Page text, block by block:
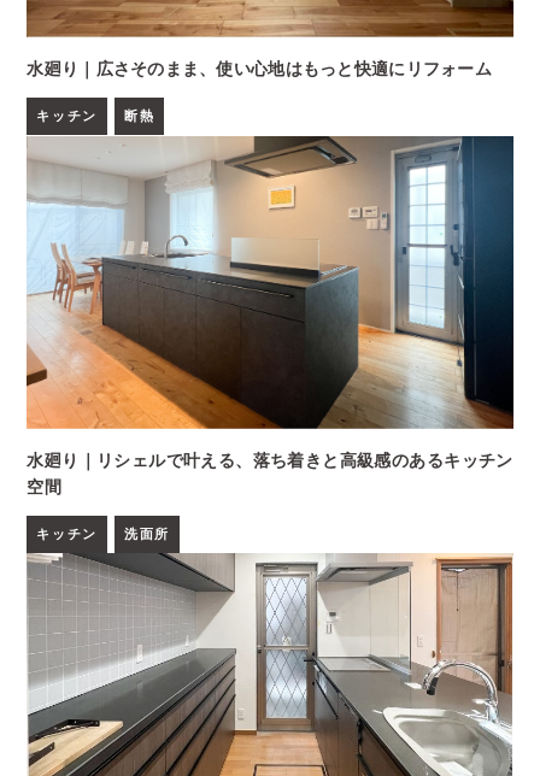
水廻り｜広さそのまま、使い心地はもっと快適にリフォーム
キッチン 断熱
水廻り｜リシェルで叶える、落ち着きと高級感のあるキッチン
空間
キッチン 洗面所